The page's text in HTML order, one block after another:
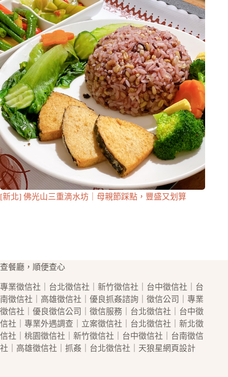
[新北] 佛光山三重滴水坊｜母親節踩點，豐盛又划算
查餐廳，順便查心
專業徵信社 台北徵信社 新竹徵信社 台中徵信社
台
南徵信社
高雄徵信社 ｜優良抓姦諮詢｜ 徵信公司
｜專業
徵信社 ｜優良徵信公司 徵信服務｜ 台北徵信社
台中徵
信社 ｜專業外遇調查｜立案徵信社 台北徵信社
新北徵
信社
桃園徵信社 新竹徵信社 台中徵信社
台南徵信
社
高雄徵信社 抓姦 台北徵信社 ｜天狼星網頁設計